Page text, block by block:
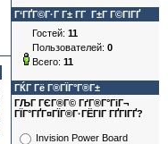
Г‘ГҐГ©Г·Г Г± Г­Г Г±Г Г©ГІГҐ
Гостей: 11
Пользователей: 0
Всего: 11
ГЌГ Гё Г®ГЇГ°Г®Г±
ГЉГ ГЄГ®Г© ГґГ®Г°ГіГ¬
ГЇГ°ГҐГ¤ГЇГ®Г·ГЁГІГ ГҐГІГҐ?
Invision Power Board